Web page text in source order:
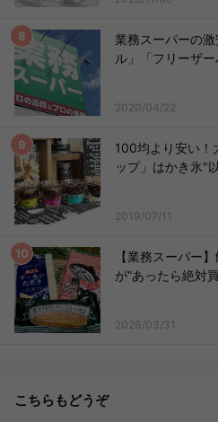
業務スーパーの
ル」「フリーザ
2020/04/22
100均より安い！
ップ」はかき氷"
2019/07/11
【業務スーパー
が“あったら絶対
2026/03/31
こちらもどうぞ